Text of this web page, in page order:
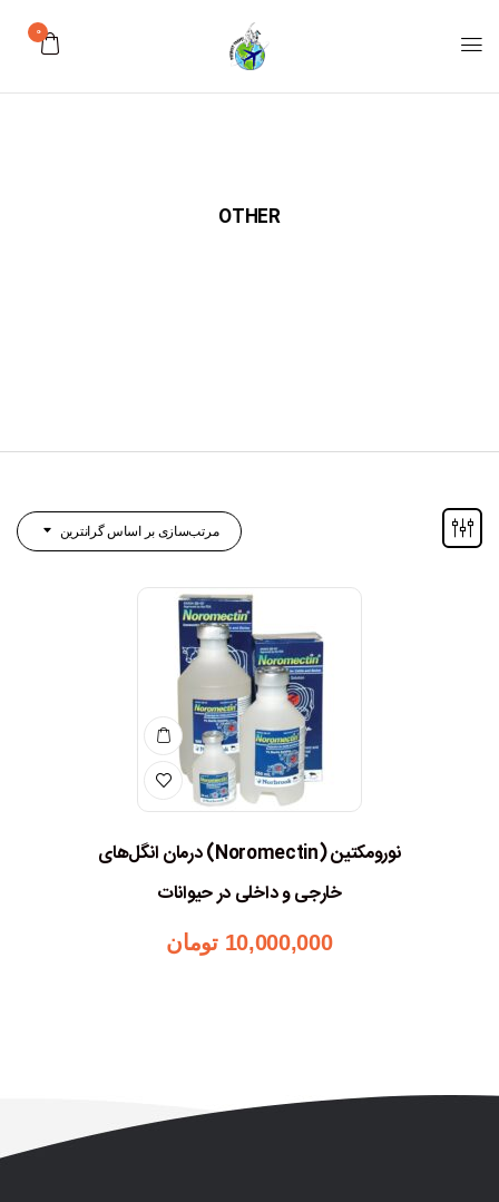
0
OTHER
مرتب‌سازی بر اساس گرانترین
نورومکتین (Noromectin) درمان انگل‌های
خارجی و داخلی در حیوانات
10,000,000 تومان